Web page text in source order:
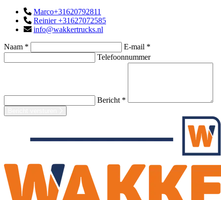
Marco+31620792811
Reinier +31627072585
info@wakkertrucks.nl
Naam *
E-mail *
Telefoonnummer
Bericht *